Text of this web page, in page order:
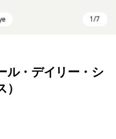
ル・デイリー・シ